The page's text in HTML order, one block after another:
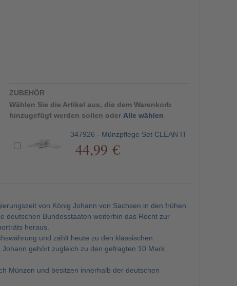
ZUBEHÖR
Wählen Sie die Artikel aus, die dem Warenkorb
hinzugefügt werden sollen oder Alle wählen
347926 - Münzpflege Set CLEAN IT
44,99 €
von König Johann von Sachsen in den frühen
deutschen Bundesstaaten weiterhin das Recht zur
heraus.
und zählt heute zu den klassischen
gehört zugleich zu den gefragten 10 Mark
Münzen und besitzen innerhalb der deutschen